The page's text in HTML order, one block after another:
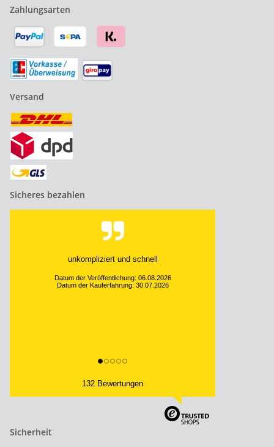
Zahlungsarten
Versand
Sicheres bezahlen
unkompliziert und schnell
Datum der Veröffentlichung: 06.08.2026
Datum der Kauferfahrung: 30.07.2026
132 Bewertungen
Sicherheit